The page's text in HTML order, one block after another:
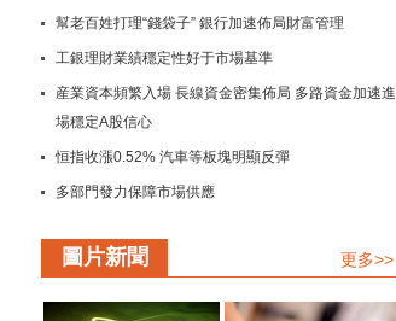
幫老百姓打理“錢袋子” 銀行加速佈局財富管理
工銀理財業績穩定性好于市場基準
産業資本頻繁入場 長線資金密集佈局 多路資金加速進
場穩定A股信心
恒指收漲0.52% 汽車等板塊明顯反彈
多部門發力保障市場供應
穩鏈強鏈承壓而上 疏堵點解難點 保供穩産精準發力
圖片新聞 更多>>